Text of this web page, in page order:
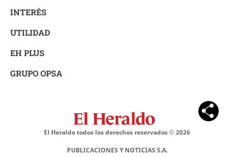
INTERÉS
UTILIDAD
EH PLUS
GRUPO OPSA
El Heraldo todos los derechos reservados ©2026
PUBLICACIONES Y NOTICIAS S.A.